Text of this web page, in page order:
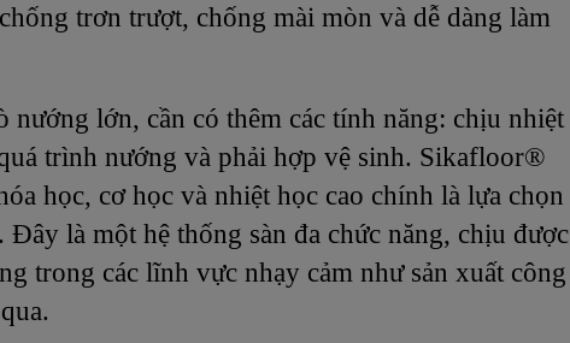
trơn trượt, chống mài mòn và dễ dàng làm
nướng lớn, cần có thêm các tính năng: chịu nhiệt
trình nướng và phải hợp vệ sinh. Sikafloor®
học, cơ học và nhiệt học cao chính là lựa chọn
là một hệ thống sàn đa chức năng, chịu được
trong các lĩnh vực nhạy cảm như sản xuất công